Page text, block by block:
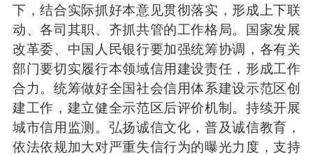
下，结合实际抓好本意见贯彻落实，形成上下联
动、各司其职、齐抓共管的工作格局。国家发展
改革委、中国人民银行要加强统筹协调，各有关
部门要切实履行本领域信用建设责任，形成工作
合力。统筹做好全国社会信用体系建设示范区创
建工作，建立健全示范区后评价机制。持续开展
城市信用监测。弘扬诚信文化，普及诚信教育，
依法依规加大对严重失信行为的曝光力度，支持